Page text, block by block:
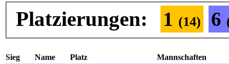
Platzierungen: 1 (14) 6
Sieg Name Platz Mannschaften